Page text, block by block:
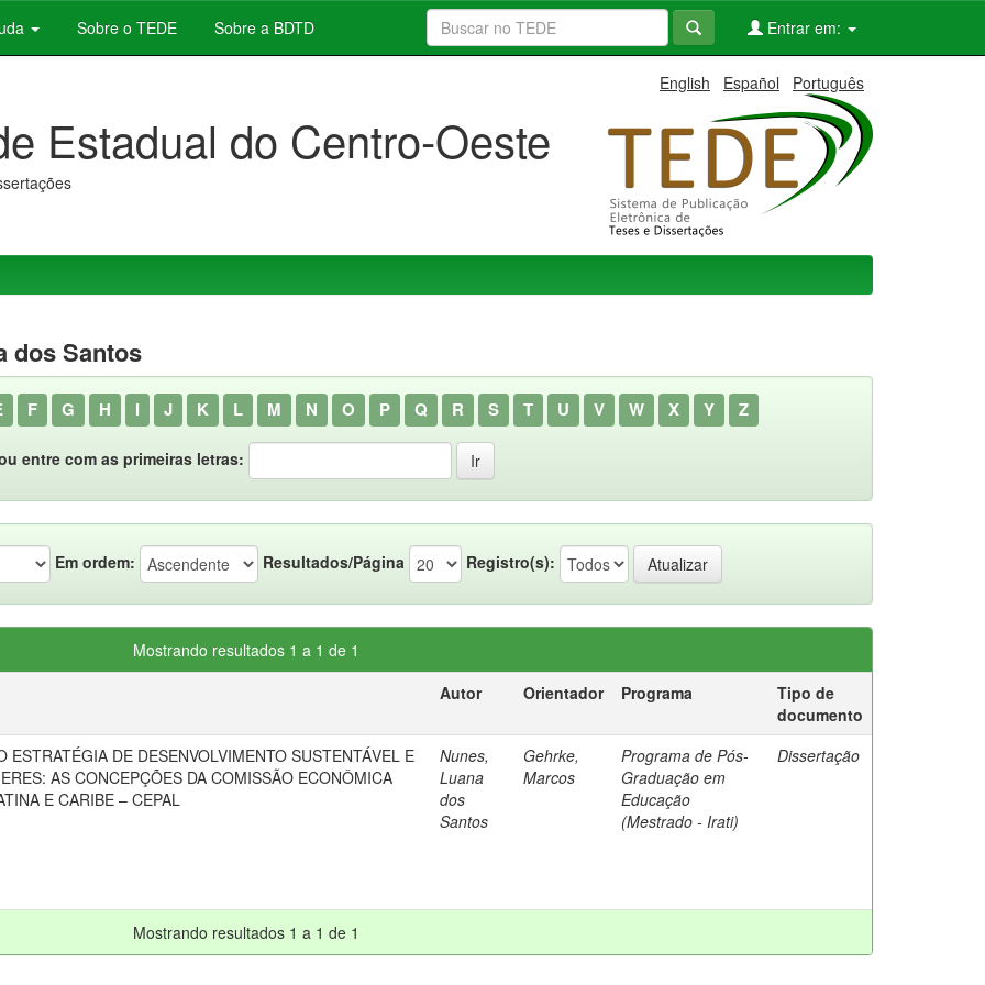
Sobre o TEDE Sobre a BDTD Entrar em:
English Español Português
Estadual do Centro-Oeste
dos Santos
F G H I J K L M N O P Q R S T U V W X Y Z
entre com as primeiras letras:
Em ordem: Resultados/Página Registro(s):
Mostrando resultados 1 a 1 de 1
Autor Orientador Programa
Tipo de
documento
ESTRATÉGIA DE DESENVOLVIMENTO SUSTENTÁVEL E
AS CONCEPÇÕES DA COMISSÃO ECONÔMICA
E CARIBE – CEPAL
Nunes,
Luana
dos
Santos
Gehrke,
Marcos
Programa de Pós-
Graduação em
Educação
(Mestrado - Irati)
Dissertação
Mostrando resultados 1 a 1 de 1